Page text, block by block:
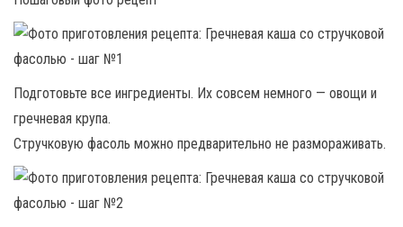
Подготовьте все ингредиенты. Их совсем немного — овощи и
гречневая крупа.
Стручковую фасоль можно предварительно не размораживать.